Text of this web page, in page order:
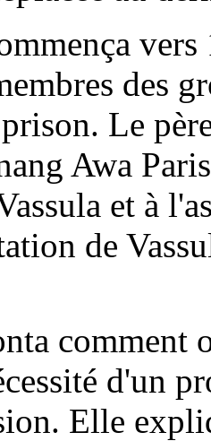
des
Le
Awa
et à
de
comment
d'un
Elle